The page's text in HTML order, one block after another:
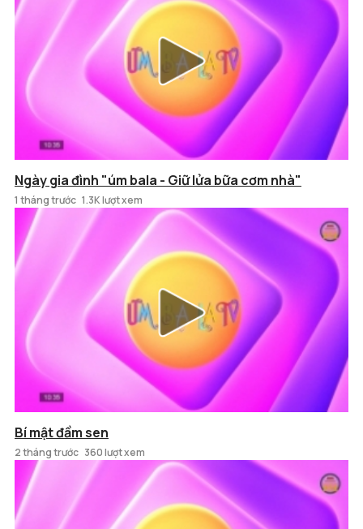
Ngày gia đình "úm bala - Giữ lửa bữa cơm nhà"
1 tháng trước 1.3K lượt xem
Bí mật đầm sen
2 tháng trước 360 lượt xem